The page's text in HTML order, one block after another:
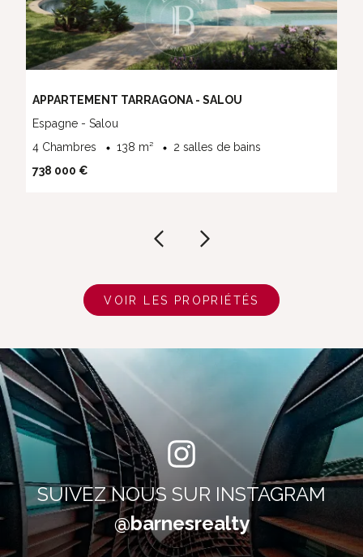
APPARTEMENT TARRAGONA - SALOU
Espagne - Salou
4 Chambres
138 m²
2 salles de bains
738 000 €
VOIR LES PROPRIÉTÉS
SUIVEZ NOUS SUR INSTAGRAM
@barnesrealty